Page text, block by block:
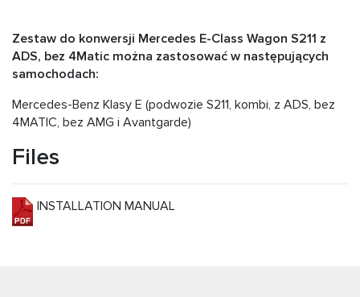
Zestaw do konwersji Mercedes E-Class Wagon S211 z
ADS, bez 4Matic można zastosować w następujących
samochodach:
Mercedes-Benz Klasy E (podwozie S211, kombi, z ADS, bez
4MATIC, bez AMG i Avantgarde)
Files
INSTALLATION MANUAL